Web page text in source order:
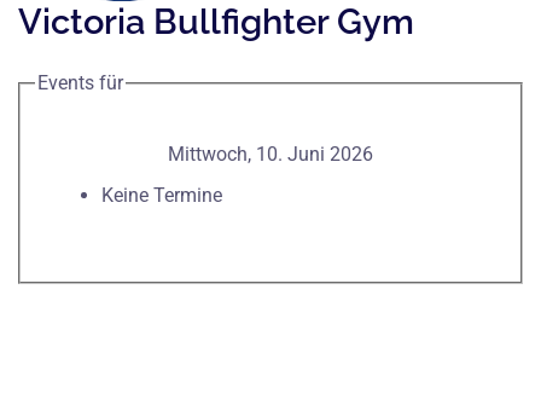
Victoria Bullfighter Gym
Events für
Mittwoch, 10. Juni 2026
Keine Termine